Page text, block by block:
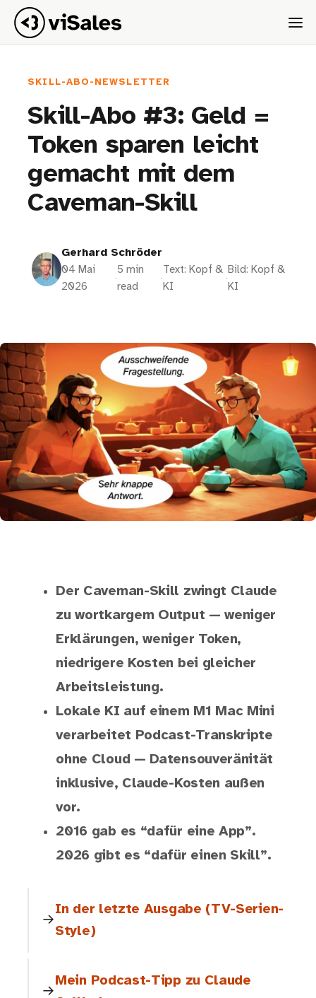
SKILL-ABO-NEWSLETTER
Skill-Abo #3: Geld =
Token sparen leicht
gemacht mit dem
Caveman-Skill
Gerhard Schröder
04 Mai
2026
·
5 min
read
·
Text: Kopf &
KI
·
Bild: Kopf &
KI
Der Caveman-Skill zwingt Claude
zu wortkargem Output — weniger
Erklärungen, weniger Token,
niedrigere Kosten bei gleicher
Arbeitsleistung.
Lokale KI auf einem M1 Mac Mini
verarbeitet Podcast-Transkripte
ohne Cloud — Datensouveränität
inklusive, Claude-Kosten außen
vor.
2016 gab es “dafür eine App”.
2026 gibt es “dafür einen Skill”.
In der letzte Ausgabe (TV-Serien-
Style)
Mein Podcast-Tipp zu Claude